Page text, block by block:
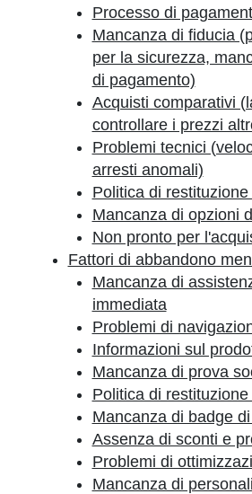
Processo di
Mancanza di fiducia
per la sicurezza,
di pagamento)
Acquisti comparativi
controllare i prezzi
Problemi tecnici
arresti anomali)
Politica di
Mancanza di opzioni
Non pronto per
Fattori di abbandono
Mancanza di
immediata
Problemi di
Informazioni sul
Mancanza di prova
Politica di
Mancanza di badge
Assenza di sconti e
Problemi di
Mancanza di